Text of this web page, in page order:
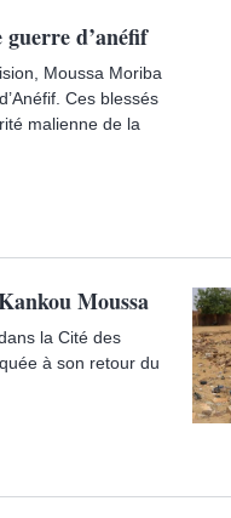
guerre d’anéfif
Moussa Moriba
Ces blessés
malienne de la
Moussa
la Cité des
à son retour du